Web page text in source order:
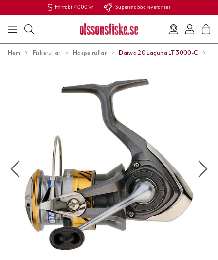
Fri frakt >1000 kr Supersnabba leveranser
Hem Fiskerullar Haspelrullar Daiwa 20 Laguna LT 3000-C